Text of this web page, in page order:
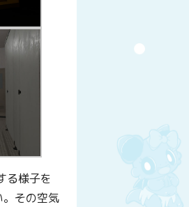
る様子を
その空気